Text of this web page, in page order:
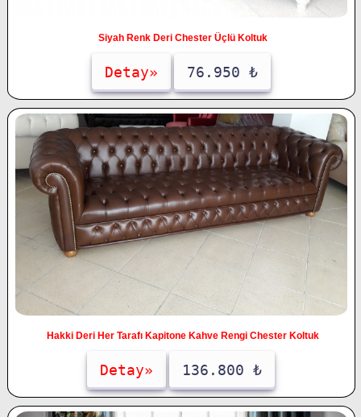
Siyah Renk Deri Chester Üçlü Koltuk
Detay» 76.950 ₺
Hakki Deri Her Tarafı Kapitone Kahve Rengi Chester Koltuk
Detay» 136.800 ₺